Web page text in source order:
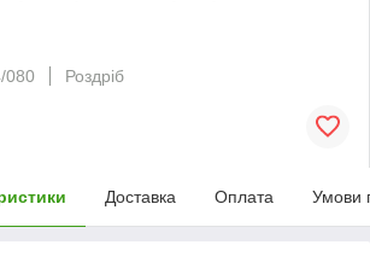
080
Роздріб
Доставка Оплата Умови